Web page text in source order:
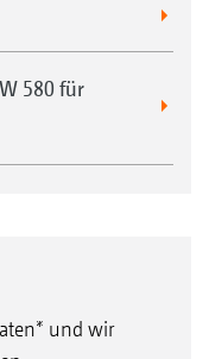
580 für
und wir